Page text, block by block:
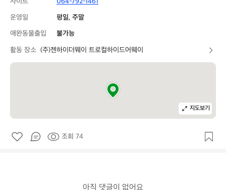
운영일
평일, 주말
애완동물출입
불가능
활동 장소 (주)젠하이더웨이 트로컬하이드어웨이
지도보기
조회 74
아직 댓글이 없어요